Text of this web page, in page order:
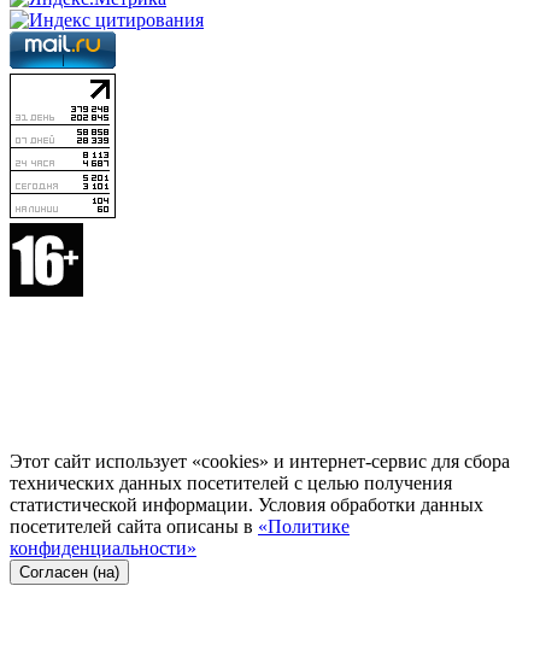
Этот сайт использует «cookies» и интернет-сервис для сбора
технических данных посетителей с целью получения
статистической информации. Условия обработки данных
посетителей сайта описаны в «Политике
конфиденциальности»
Согласен (на)